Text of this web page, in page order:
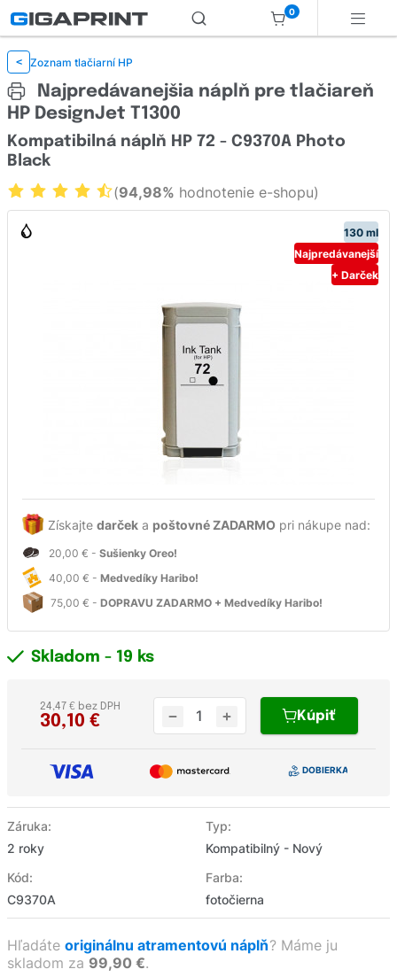
0
< Zoznam tlačiarní HP
Najpredávanejšia náplň pre tlačiareň
HP DesignJet T1300
130 ml
Najpredávanejší
+ Darček
Získajte darček a poštovné ZADARMO pri nákupe nad:
20,00 € - Sušienky Oreo!
40,00 € - Medvedíky Haribo!
75,00 € - DOPRAVU ZADARMO + Medvedíky Haribo!
Kompatibilná náplň HP 72 - C9370A Photo
Black
(94,98% hodnotenie e-shopu)
Záruka:
2 roky
Typ:
Kompatibilný - Nový
Kód:
C9370A
Farba:
fotočierna
Skladom - 19 ks
30,10 €
24,47 € bez DPH
Kúpiť
Hľadáte originálnu atramentovú náplň? Máme ju
skladom za 99,90 €.